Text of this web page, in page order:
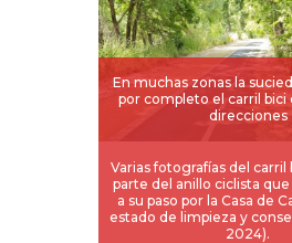
En muchas zonas la
por completo el carril bici
direcciones
Varias fotografías del carril
parte del anillo ciclista
a su paso por la Casa de
estado de limpieza y
2024).